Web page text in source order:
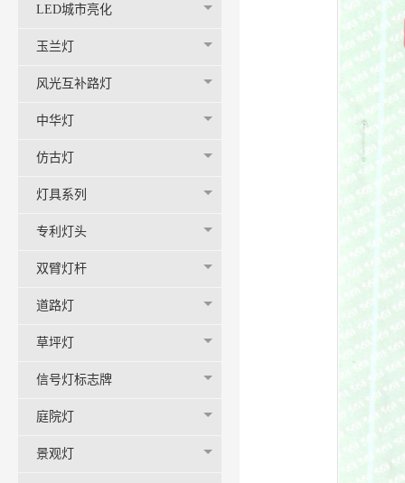
LED城市亮化
玉兰灯
风光互补路灯
中华灯
仿古灯
灯具系列
专利灯头
双臂灯杆
道路灯
草坪灯
信号灯标志牌
庭院灯
景观灯